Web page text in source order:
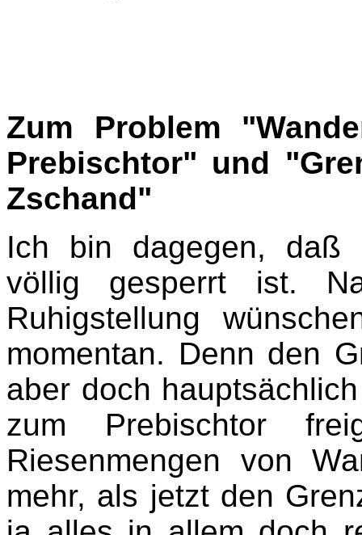
Zum Problem
Prebischtor" und
Zschand"
Ich bin dagegen, daß
völlig gesperrt ist.
Ruhigstellung
momentan. Denn den
aber doch
zum Prebischtor
Riesenmengen von
mehr, als jetzt den